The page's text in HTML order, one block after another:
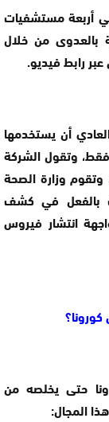
أربعة مستشفيات
بالعدوى من خلال
رابط فيديو.
أن يستخدمها
كورونا خلال 15 دقيقة فقط، وتقول الشركة
إن دقة الفحص تصل إلى 90%، وتقوم وزارة الصحة
بالفعل في كشف
انتشار فيروس
حتى يخلصه من
المجال: